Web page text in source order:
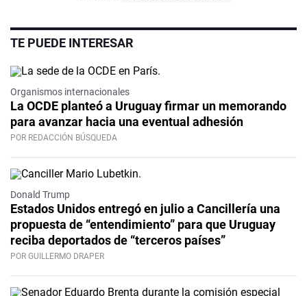
TE PUEDE INTERESAR
Organismos internacionales
La OCDE planteó a Uruguay firmar un memorando
para avanzar hacia una eventual adhesión
POR REDACCIÓN BÚSQUEDA
Donald Trump
Estados Unidos entregó en julio a Cancillería una
propuesta de “entendimiento” para que Uruguay
reciba deportados de “terceros países”
POR GUILLERMO DRAPER